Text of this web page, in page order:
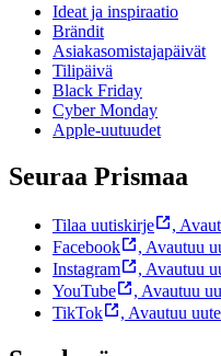
Ideat ja inspiraatio
Brändit
Asiakasomistajapäivät
Tilipäivä
Black Friday
Cyber Monday
Apple-uutuudet
Seuraa Prismaa
Tilaa uutiskirje ,
Facebook
, Avautuu
Instagram
, Avautuu
YouTube
, Avautuu
TikTok
, Avautuu